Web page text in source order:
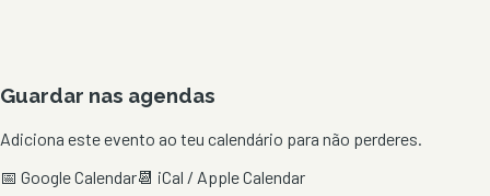
Guardar nas agendas
Adiciona este evento ao teu calendário para não perderes.
📅 Google Calendar📆 iCal / Apple Calendar